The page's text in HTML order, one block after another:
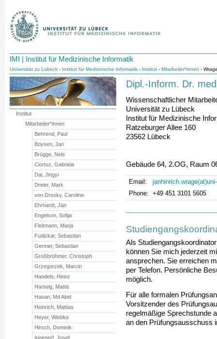
IMI | Institut für Medizinische Informatik
Universität zu Lübeck - Institut für Medizinische Informatik - Institut - Mitarbeiter*innen -
Dipl.-Inform. Dr.
Wissenschaftlicher
Universität zu Lübeck
Institut für Medizinische
Ratzeburger Allee 160
23562 Lübeck
Gebäude 64, 2.OG, Raum
Email:
Phone: +49 451 3101 5605
Als
können Sie mich jederzeit
ansprechen. Sie erreichen
per Telefon. Persönliche
möglich.
Für alle formalen
Vorsitzender des
regelmäßige Sprechstunde
an den Prüfungsausschuss
Institut
Mitarbeiter*innen
Behrend, Paul
Boysen, Jan
Brügge, Nele
Ciortuz, Gabriela
Dai, Jingyi
Dreier, Mark
von Dresky, Caroline
Ehrhardt, Jan
Engelson, Sofija
Fleitmann, Marja
Fudickar, Sebastian
Germer, Sebastian
Großbröhmer, Christoph
Grzegorzek, Marcin
Handels, Heinz
Hartwig, Mattis
Hasan, Md Abid
Heinrich, Mattias
Heyer, Wiebke
Hirsch, Dominik
Ingenerf, Josef